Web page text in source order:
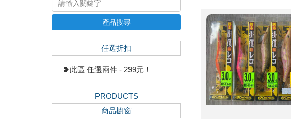
產品搜尋
任選折扣
❥此區 任選兩件 - 299元！
PRODUCTS
商品櫥窗